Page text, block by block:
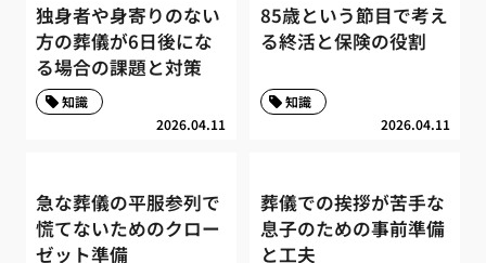
独身者や身寄りのない
方の葬儀が6日後にな
る場合の課題と対策
2026.04.11
知識
85歳という節目で考え
る終活と保険の役割
2026.04.11
知識
急な葬儀の平服参列で
慌てないためのクロー
ゼット準備
葬儀での挨拶が苦手な
息子のための事前準備
と工夫